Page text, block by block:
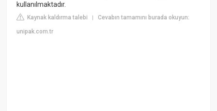
kullanılmaktadır.
Kaynak kaldırma talebi |Cevabın tamamını burada okuyun:
unipak.com.tr